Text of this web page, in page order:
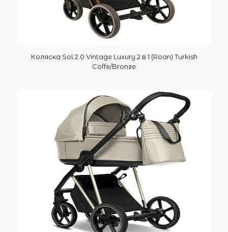
Коляска Sol 2.0 Vintage Luxury 2 в 1 (Roan) Turkish
Coffe/Bronze